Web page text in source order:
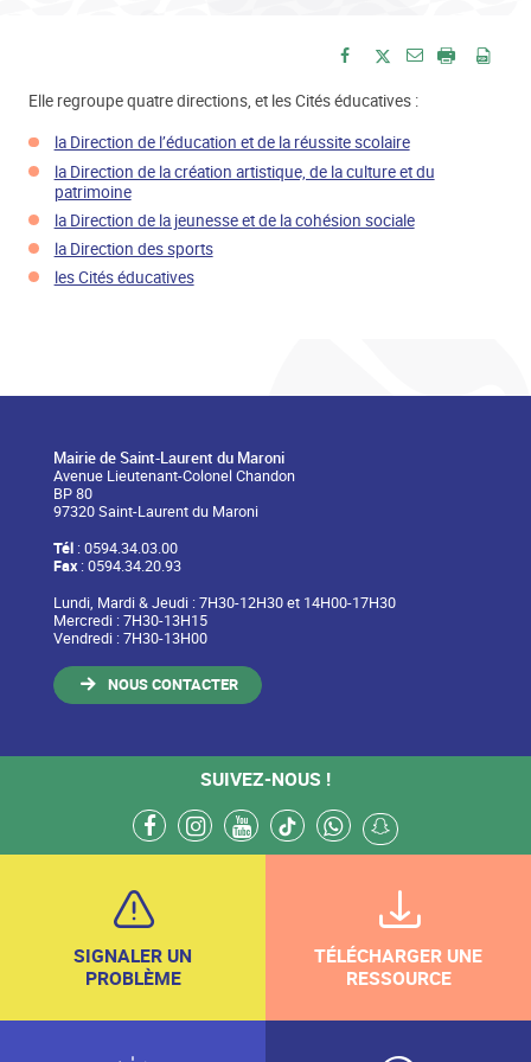
Partager sur Facebook
Partager sur
Envoyer par
Imprimer
Elle regroupe quatre directions, et les Cités éducatives :
la Direction de l’éducation et de la réussite scolaire
la Direction de la création artistique, de la culture et du
patrimoine
la Direction de la jeunesse et de la cohésion sociale
la Direction des sports
les Cités éducatives
Mairie de Saint-Laurent du Maroni
Avenue Lieutenant-Colonel Chandon
BP 80
97320 Saint-Laurent du Maroni
Tél: 0594.34.03.00
Fax: 0594.34.20.93
Lundi, Mardi & Jeudi : 7H30-12H30 et 14H00-17H30
Mercredi : 7H30-13H15
Vendredi : 7H30-13H00
NOUS CONTACTER
SUIVEZ-NOUS !
facebookinstagram
youtube
tiktokwhatsappsnapchat
SIGNALER UN
PROBLÈME
TÉLÉCHARGER UNE
RESSOURCE